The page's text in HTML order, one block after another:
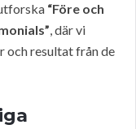
“Före och
, där vi
och resultat från de